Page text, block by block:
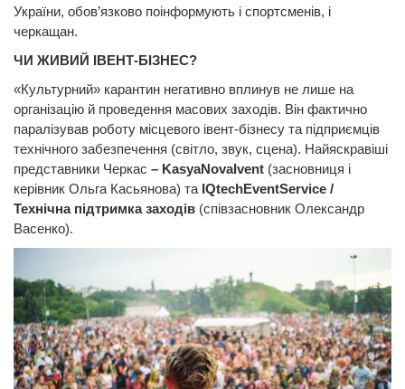
України, обов’язково поінформують і спортсменів, і
черкащан.
ЧИ ЖИВИЙ ІВЕНТ-БІЗНЕС?
«Культурний» карантин негативно вплинув не лише на
організацію й проведення масових заходів. Він фактично
паралізував роботу місцевого івент-бізнесу та підприємців
технічного забезпечення (світло, звук, сцена). Найяскравіші
представники Черкас – KasyaNovaIvent (засновниця і
керівник Ольга Касьянова) та IQtechEventService /
Технічна підтримка заходів (співзасновник Олександр
Васенко).